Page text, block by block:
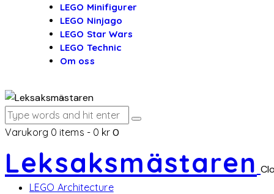
LEGO Minifigurer
LEGO Ninjago
LEGO Star Wars
LEGO Technic
Om oss
Varukorg 0 items - 0 kr 0
Leksaksmästaren
LEGO Architecture